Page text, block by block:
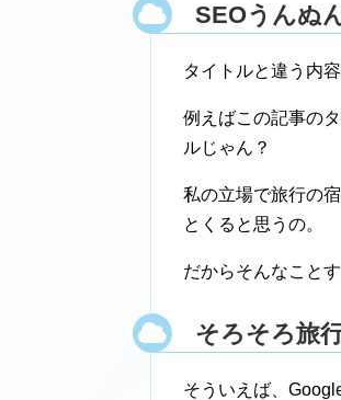
SEOうんぬ
タイトルと違う内
例えばこの記事の
ルじゃん？
私の立場で旅行の
とくると思うの。
だからそんなこと
そろそろ旅
そういえば、